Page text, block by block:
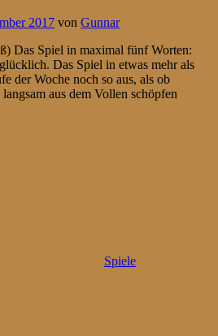
2017 von Gunnar
Das Spiel in maximal fünf Worten:
Das Spiel in etwas mehr als
der Woche noch so aus, als ob
aus dem Vollen schöpfen
Spiele